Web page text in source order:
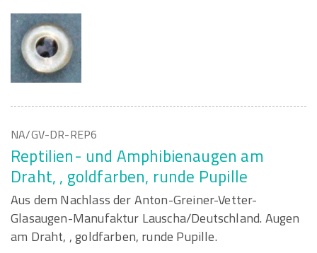
NA/GV-DR-REP6
Reptilien- und Amphibienaugen am
Draht, , goldfarben, runde Pupille
Aus dem Nachlass der Anton-Greiner-Vetter-
Glasaugen-Manufaktur Lauscha/Deutschland. Augen
am Draht, , goldfarben, runde Pupille.